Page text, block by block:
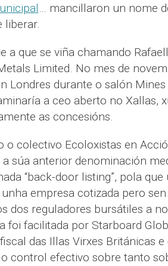
… mancillaron un nome
liberar.
a que se viña chamando
Limited. No mes de
Londres durante o salón
a ceo aberto no Xallas,
as concesións.
o colectivo Ecoloxistas en
a súa anterior denominación
“back-door listing”, pola
empresa cotizada pero
dos reguladores bursátiles a
foi facilitada por Starboard
das Illas Virxes Británicas
control efectivo sobre tanto